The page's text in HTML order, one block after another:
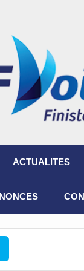
ACTUALITES